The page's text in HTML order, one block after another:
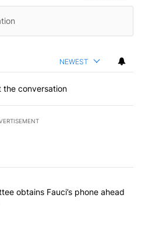
NEWEST
the conversation
most commented articles in the last
subcommittee obtains Fauci’s
obtains Fauci’s phone ahead